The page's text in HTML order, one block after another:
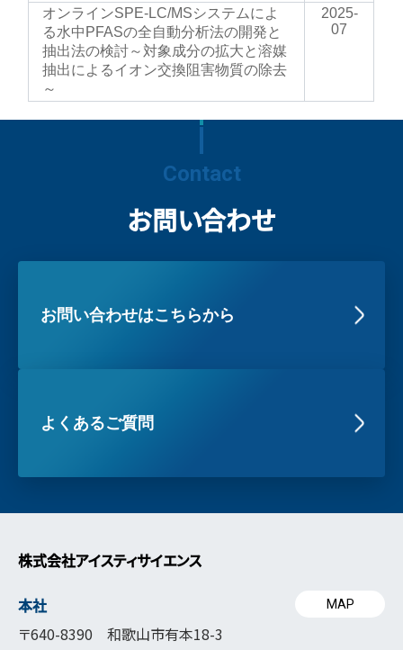
オンラインSPE-LC/MSシステムによ
る水中PFASの全自動分析法の開発と
抽出法の検討～対象成分の拡大と溶媒
抽出によるイオン交換阻害物質の除去
～
2025-
07
Contact
お問い合わせ
お問い合わせはこちらから
よくあるご質問
株式会社アイスティサイエンス
本社
〒640-8390 和歌山市有本18-3
MAP